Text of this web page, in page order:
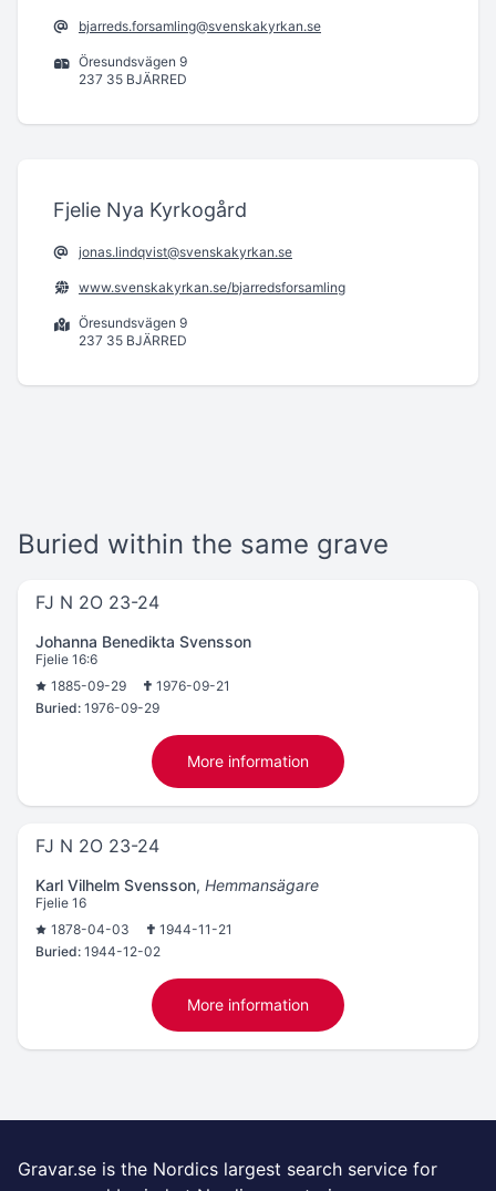
bjarreds.forsamling@svenskakyrkan.se
Öresundsvägen 9
237 35 BJÄRRED
Fjelie Nya Kyrkogård
jonas.lindqvist@svenskakyrkan.se
www.svenskakyrkan.se/bjarredsforsamling
Öresundsvägen 9
237 35 BJÄRRED
Buried within the same grave
FJ N 2O 23-24
Johanna Benedikta Svensson
Fjelie 16:6
1885-09-29
1976-09-21
Buried: 1976-09-29
More information
FJ N 2O 23-24
Karl Vilhelm Svensson, Hemmansägare
Fjelie 16
1878-04-03
1944-11-21
Buried: 1944-12-02
More information
Gravar.se is the Nordics largest search service for